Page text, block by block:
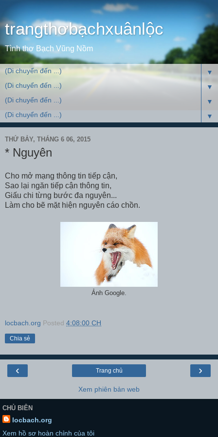
trangthơbạchxuânlộc
Tình thơ Bạch Vũng Nồm
▼
▼
▼
▼
THỨ BẢY, THÁNG 6 06, 2015
* Nguyên
Cho mở mạng thông tin tiếp cận,
Sao lại ngăn tiếp cận thông tin,
Giấu chi từng bước đa nguyên...
Làm cho bẽ mặt hiện nguyên cáo chồn.
Ảnh Google.
locbach.org Posted 4:08:00 CH
Chia sẻ
‹ ›
Trang chủ
Xem phiên bản web
CHỦ BIÊN
locbach.org
Xem hồ sơ hoàn chỉnh của tôi